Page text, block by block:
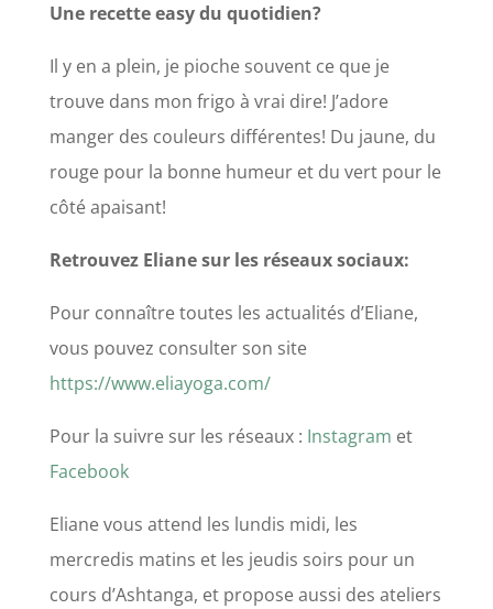
Une recette easy du quotidien?
Il y en a plein, je pioche souvent ce que je
trouve dans mon frigo à vrai dire! J’adore
manger des couleurs différentes! Du jaune, du
rouge pour la bonne humeur et du vert pour le
côté apaisant!
Retrouvez Eliane sur les réseaux sociaux:
Pour connaître toutes les actualités d’Eliane,
vous pouvez consulter son site
https://www.eliayoga.com/
Pour la suivre sur les réseaux : Instagram et
Facebook
Eliane vous attend les lundis midi, les
mercredis matins et les jeudis soirs pour un
cours d’Ashtanga, et propose aussi des ateliers